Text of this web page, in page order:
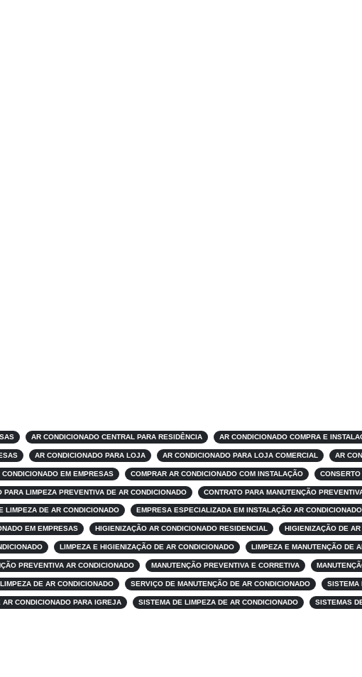
AR CONDICIONADO CENTRAL PARA RESIDÊNCIA AR CONDICIONADO COMPRA E
AR CONDICIONADO PARA LOJA AR CONDICIONADO PARA LOJA COMERCIAL AR
EM EMPRESAS COMPRAR AR CONDICIONADO COM INSTALAÇÃO
PARA LIMPEZA PREVENTIVA DE AR CONDICIONADO CONTRATO PARA MANUTENÇÃO
LIMPEZA DE AR CONDICIONADO EMPRESA ESPECIALIZADA EM INSTALAÇÃO AR CONDICIONADO
EM EMPRESAS HIGIENIZAÇÃO AR CONDICIONADO RESIDENCIAL HIGIENIZAÇÃO DE
LIMPEZA E HIGIENIZAÇÃO DE AR CONDICIONADO LIMPEZA E MANUTENÇÃO DE
PREVENTIVA AR CONDICIONADO MANUTENÇÃO PREVENTIVA E CORRETIVA
DE AR CONDICIONADO SERVIÇO DE MANUTENÇÃO DE AR CONDICIONADO SISTEMA
AR CONDICIONADO PARA IGREJA SISTEMA DE LIMPEZA DE AR CONDICIONADO SISTEMAS